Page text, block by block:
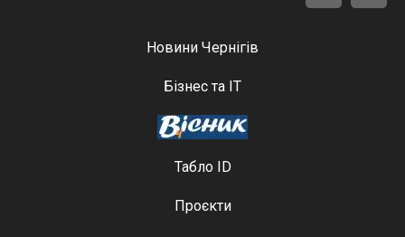
Новини Чернігів
Бізнес та ІТ
Табло ID
Проєкти